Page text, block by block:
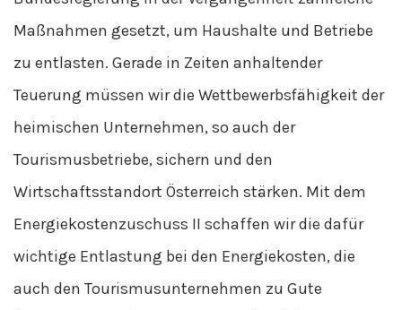
Maßnahmen gesetzt, um Haushalte und Betriebe
zu entlasten. Gerade in Zeiten anhaltender
Teuerung müssen wir die Wettbewerbsfähigkeit der
heimischen Unternehmen, so auch der
Tourismusbetriebe, sichern und den
Wirtschaftsstandort Österreich stärken. Mit dem
Energiekostenzuschuss II schaffen wir die dafür
wichtige Entlastung bei den Energiekosten, die
auch den Tourismusunternehmen zu Gute